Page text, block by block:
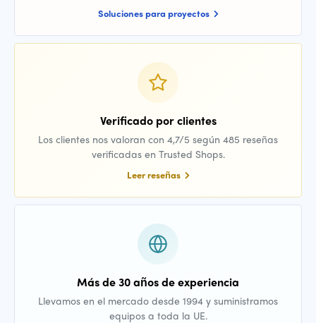
Soluciones para proyectos
Verificado por clientes
Los clientes nos valoran con 4,7/5 según 485 reseñas
verificadas en Trusted Shops.
Leer reseñas
Más de 30 años de experiencia
Llevamos en el mercado desde 1994 y suministramos
equipos a toda la UE.